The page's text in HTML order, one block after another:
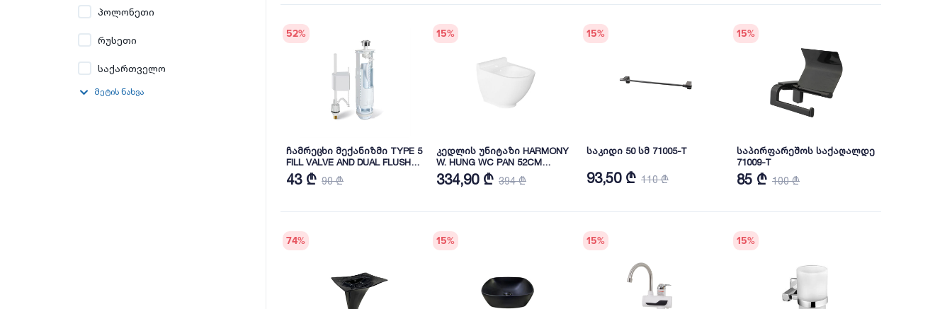
პოლონეთი
რუსეთი
საქართველო
მეტის ნახვა
52%
ჩამრეცხი მექანიზმი TYPE 5
FILL VALVE AND DUAL FLUSH
VALVE KIT (YRSIT0353002)
43 ₾ 90 ₾
15%
კედლის უნიტაზი HARMONY
W. HUNG WC PAN 52CM
(HRKA052N5VPOW5000-k) BIEN
334,90 ₾ 394 ₾
15%
საკიდი 50 სმ 71005-T
93,50 ₾ 110 ₾
15%
საპირფარეშოს საქაღალდე
71009-T
85 ₾ 100 ₾
74% 15% 15% 15%